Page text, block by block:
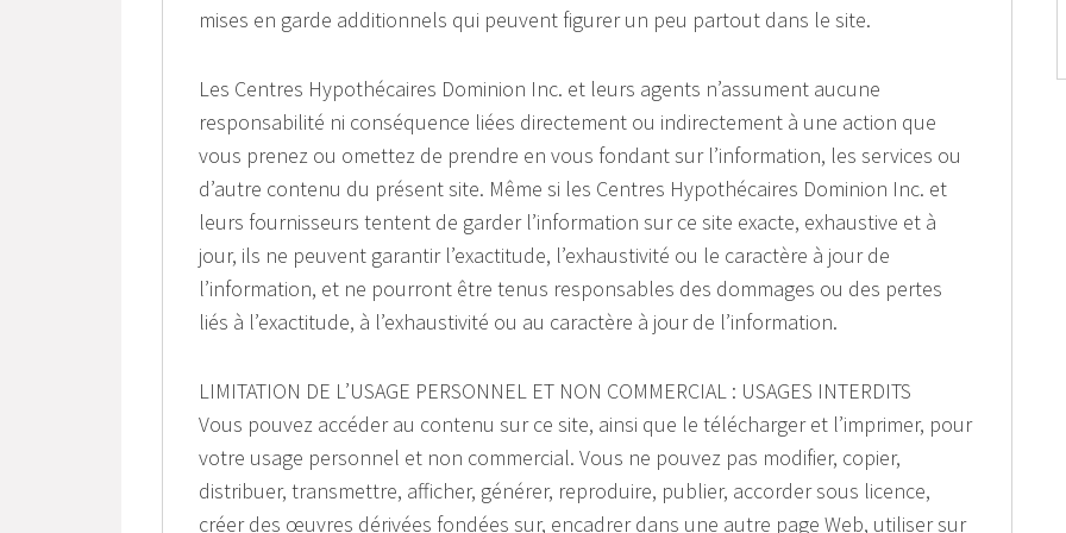
mises en garde additionnels qui peuvent figurer un peu partout dans le site.
Les Centres Hypothécaires Dominion Inc. et leurs agents n’assument aucune
responsabilité ni conséquence liées directement ou indirectement à une action que
vous prenez ou omettez de prendre en vous fondant sur l’information, les services ou
d’autre contenu du présent site. Même si les Centres Hypothécaires Dominion Inc. et
leurs fournisseurs tentent de garder l’information sur ce site exacte, exhaustive et à
jour, ils ne peuvent garantir l’exactitude, l’exhaustivité ou le caractère à jour de
l’information, et ne pourront être tenus responsables des dommages ou des pertes
liés à l’exactitude, à l’exhaustivité ou au caractère à jour de l’information.
LIMITATION DE L’USAGE PERSONNEL ET NON COMMERCIAL : USAGES INTERDITS
Vous pouvez accéder au contenu sur ce site, ainsi que le télécharger et l’imprimer, pour
votre usage personnel et non commercial. Vous ne pouvez pas modifier, copier,
distribuer, transmettre, afficher, générer, reproduire, publier, accorder sous licence,
créer des œuvres dérivées fondées sur, encadrer dans une autre page Web, utiliser sur